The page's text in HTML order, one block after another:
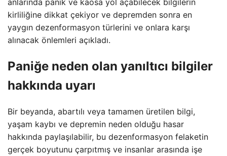
anlarında panik ve kaosa yol açabilecek bilgilerin
kirliliğine dikkat çekiyor ve depremden sonra en
yaygın dezenformasyon türlerini ve onlara karşı
alınacak önlemleri açıkladı.
Paniğe neden olan yanıltıcı bilgiler
hakkında uyarı
Bir beyanda, abartılı veya tamamen üretilen bilgi,
yaşam kaybı ve depremin neden olduğu hasar
hakkında paylaşılabilir, bu dezenformasyon felaketin
gerçek boyutunu çarpıtmış ve insanlar arasında işe